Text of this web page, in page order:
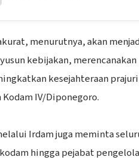
menurutnya, akan
kebijakan,
kesejahteraan
IV/Diponegoro.
Irdam juga meminta
hingga pejabat